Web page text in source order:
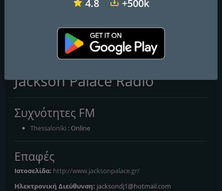
Radio Sfera 102.2 FM Dromos FM
Jackson Palace Radio
Συχνότητες FM
Thessaloniki : Online
Επαφές
Ιστοσελίδα: http://www.jacksonpalace.gr/
Ηλεκτρονική Διεύθυνση: jacksondj1@hotmail.com
4.8 +500k